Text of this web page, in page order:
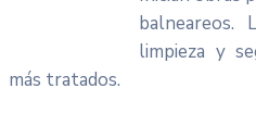
balneareos.
limpieza y
más tratados.